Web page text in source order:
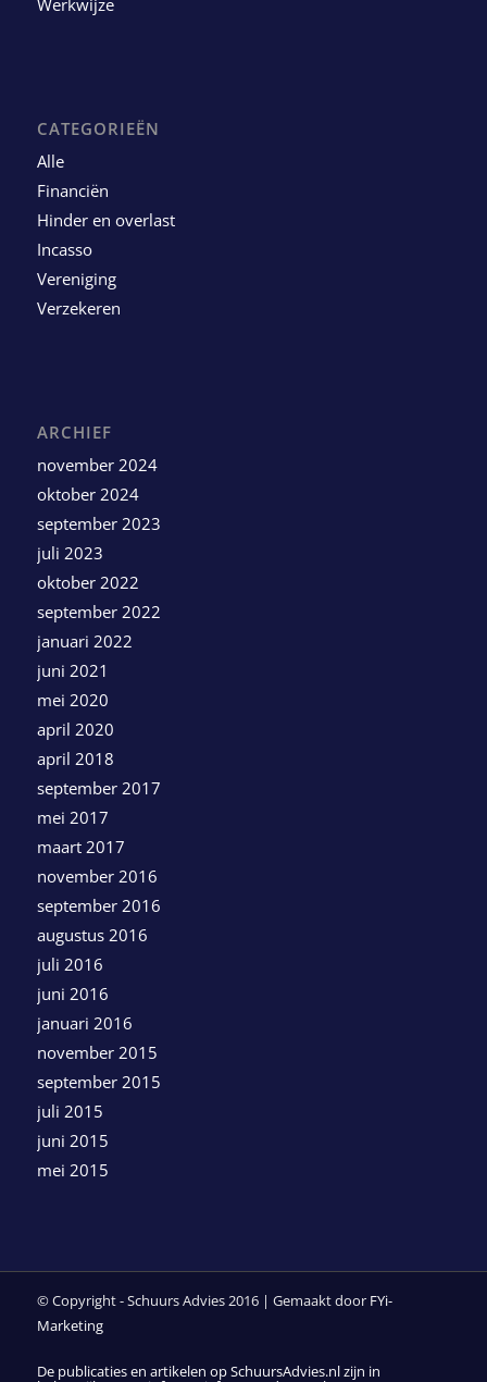
CATEGORIEËN
Alle
Financiën
Hinder en overlast
Incasso
Vereniging
Verzekeren
ARCHIEF
november 2024
oktober 2024
september 2023
juli 2023
oktober 2022
september 2022
januari 2022
juni 2021
mei 2020
april 2020
april 2018
september 2017
mei 2017
maart 2017
november 2016
september 2016
augustus 2016
juli 2016
juni 2016
januari 2016
november 2015
september 2015
juli 2015
juni 2015
mei 2015
© Copyright - Schuurs Advies 2016 | Gemaakt door FYi-
Marketing
De publicaties en artikelen op SchuursAdvies.nl zijn in